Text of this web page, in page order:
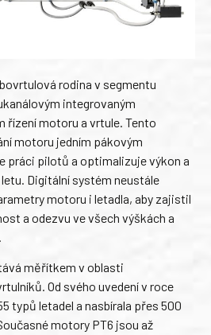
rodina v segmentu
integrovaným
řízení motoru a vrtule. Tento
motoru jedním pákovým
práci pilotů a optimalizuje výkon a
Digitální systém neustále
motoru i letadla, aby zajistil
a odezvu ve všech výškách a
měřítkem v oblasti
Od svého uvedení v roce
typů letadel a nasbírala přes 500
motory PT6 jsou až